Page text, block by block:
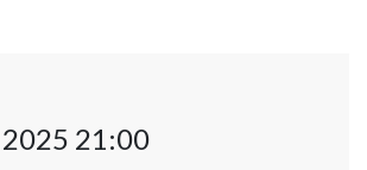
21:00